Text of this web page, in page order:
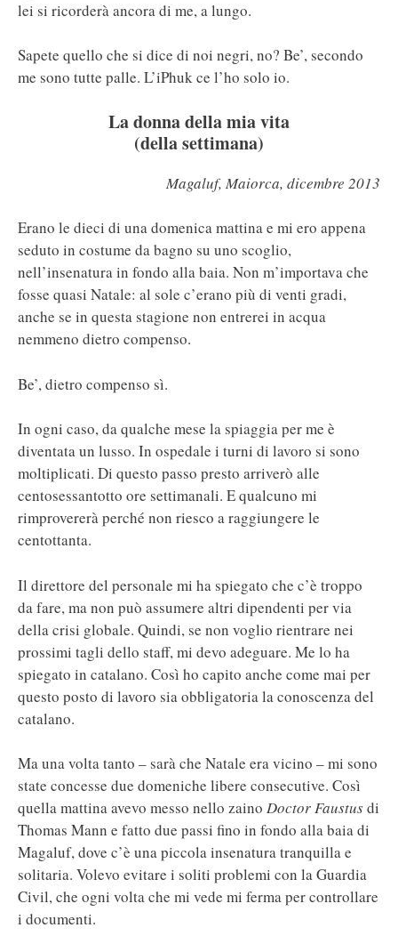
lei si ricorderà ancora di me, a lungo.
Sapete quello che si dice di noi negri, no? Be’, secondo
me sono tutte palle. L’iPhuk ce l’ho solo io.
La donna della mia vita
(della settimana)
Magaluf, Maiorca, dicembre 2013
Erano le dieci di una domenica mattina e mi ero appena
seduto in costume da bagno su uno scoglio,
nell’insenatura in fondo alla baia. Non m’importava che
fosse quasi Natale: al sole c’erano più di venti gradi,
anche se in questa stagione non entrerei in acqua
nemmeno dietro compenso.
Be’, dietro compenso sì.
In ogni caso, da qualche mese la spiaggia per me è
diventata un lusso. In ospedale i turni di lavoro si sono
moltiplicati. Di questo passo presto arriverò alle
centosessantotto ore settimanali. E qualcuno mi
rimprovererà perché non riesco a raggiungere le
centottanta.
Il direttore del personale mi ha spiegato che c’è troppo
da fare, ma non può assumere altri dipendenti per via
della crisi globale. Quindi, se non voglio rientrare nei
prossimi tagli dello staff, mi devo adeguare. Me lo ha
spiegato in catalano. Così ho capito anche come mai per
questo posto di lavoro sia obbligatoria la conoscenza del
catalano.
Ma una volta tanto – sarà che Natale era vicino – mi sono
state concesse due domeniche libere consecutive. Così
quella mattina avevo messo nello zaino Doctor Faustusdi
Thomas Mann e fatto due passi fino in fondo alla baia di
Magaluf, dove c’è una piccola insenatura tranquilla e
solitaria. Volevo evitare i soliti problemi con la Guardia
Civil, che ogni volta che mi vede mi ferma per controllare
i documenti.